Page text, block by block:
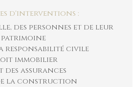
d'interventions :
des personnes et de leur
patrimoine
responsabilité civile
immobilier
des assurances
la construction